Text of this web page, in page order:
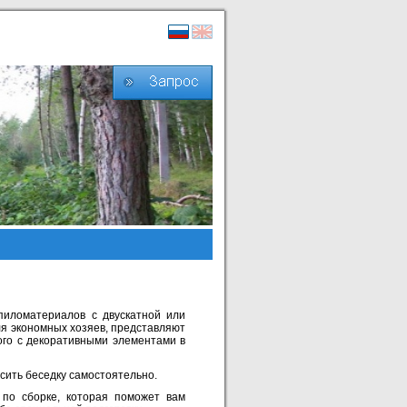
с двускатной или
экономных хозяев, представляют
с декоративными элементами в
беседку самостоятельно.
по сборке, которая поможет вам